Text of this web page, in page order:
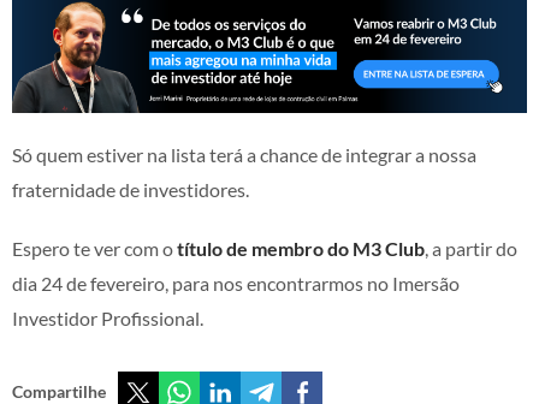
Só quem estiver na lista terá a chance de integrar a nossa
fraternidade de investidores.
Espero te ver com otítulo de membro do M3 Club, a partir do
dia 24 de fevereiro, para nos encontrarmos no Imersão
Investidor Profissional.
Compartilhe